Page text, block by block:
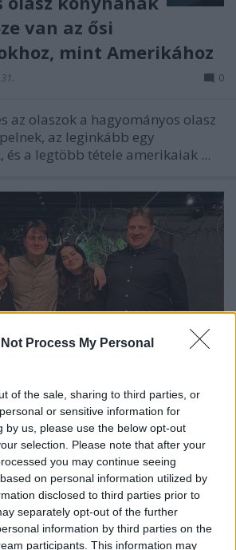
Not Process My Personal
of the sale, sharing to third parties, or
or sensitive information for
by us, please use the below opt-out
selection. Please note that after your
you may continue seeing
on personal information utilized by
disclosed to third parties prior to
separately opt-out of the further
information by third parties on the
participants. This information may
van az ősi
mint Amerikához
0
az olaszok a hagyományos olasz
az leginkább egy
és a legtöbb tétele amerikaiak ...
kalandjai a világ